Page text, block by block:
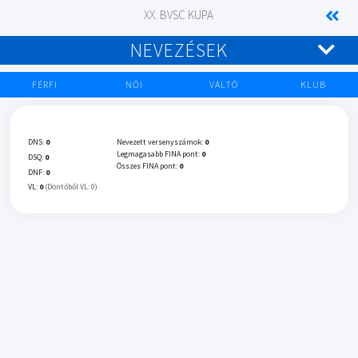
XX. BVSC KUPA
NEVEZÉSEK
FÉRFI NŐI VÁLTÓ KLUB
DNS: 0
DSQ: 0
DNF: 0
VL: 0 (Döntőből VL: 0)
Nevezett versenyszámok: 0
Legmagasabb FINA pont: 0
Összes FINA pont: 0